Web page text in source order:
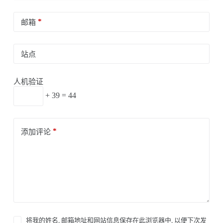
邮箱*
站点
人机验证
+ 39 = 44
添加评论*
将我的姓名, 邮箱地址和网站信息保存在此浏览器中, 以便下次发